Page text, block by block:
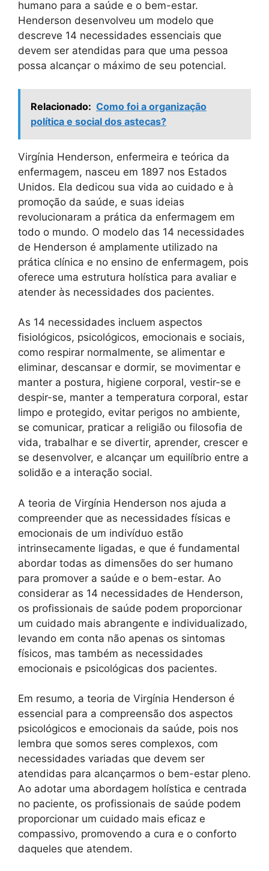
humano para a saúde e o bem-estar.
Henderson desenvolveu um modelo que
descreve 14 necessidades essenciais que
devem ser atendidas para que uma pessoa
possa alcançar o máximo de seu potencial.
Relacionado: Como foi a organização
política e social dos astecas?
Virgínia Henderson, enfermeira e teórica da
enfermagem, nasceu em 1897 nos Estados
Unidos. Ela dedicou sua vida ao cuidado e à
promoção da saúde, e suas ideias
revolucionaram a prática da enfermagem em
todo o mundo. O modelo das 14 necessidades
de Henderson é amplamente utilizado na
prática clínica e no ensino de enfermagem, pois
oferece uma estrutura holística para avaliar e
atender às necessidades dos pacientes.
As 14 necessidades incluem aspectos
fisiológicos, psicológicos, emocionais e sociais,
como respirar normalmente, se alimentar e
eliminar, descansar e dormir, se movimentar e
manter a postura, higiene corporal, vestir-se e
despir-se, manter a temperatura corporal, estar
limpo e protegido, evitar perigos no ambiente,
se comunicar, praticar a religião ou filosofia de
vida, trabalhar e se divertir, aprender, crescer e
se desenvolver, e alcançar um equilíbrio entre a
solidão e a interação social.
A teoria de Virgínia Henderson nos ajuda a
compreender que as necessidades físicas e
emocionais de um indivíduo estão
intrinsecamente ligadas, e que é fundamental
abordar todas as dimensões do ser humano
para promover a saúde e o bem-estar. Ao
considerar as 14 necessidades de Henderson,
os profissionais de saúde podem proporcionar
um cuidado mais abrangente e individualizado,
levando em conta não apenas os sintomas
físicos, mas também as necessidades
emocionais e psicológicas dos pacientes.
Em resumo, a teoria de Virgínia Henderson é
essencial para a compreensão dos aspectos
psicológicos e emocionais da saúde, pois nos
lembra que somos seres complexos, com
necessidades variadas que devem ser
atendidas para alcançarmos o bem-estar pleno.
Ao adotar uma abordagem holística e centrada
no paciente, os profissionais de saúde podem
proporcionar um cuidado mais eficaz e
compassivo, promovendo a cura e o conforto
daqueles que atendem.